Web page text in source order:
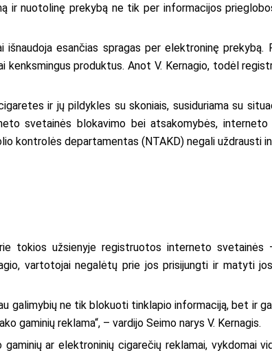
ir nuotolinę prekybą ne tik per informacijos
esančias spragas per elektroninę prekybą.
kenksmingus produktus. Anot V. Kernagio, todėl
ir jų pildykles su skoniais, susiduriama su
svetainės blokavimo bei atsakomybės,
kontrolės departamentas (NTAKD) negali uždrausti
tokios užsienyje registruotos interneto
vartotojai negalėtų prie jos prisijungti ir matyti
galimybių ne tik blokuoti tinklapio informaciją, bet ir
gaminių reklama“, – vardijo Seimo narys V. Kernagis.
ar elektroninių cigarečių reklamai, vykdomai